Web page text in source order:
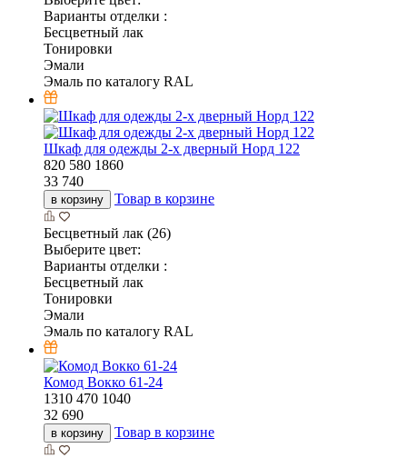
Варианты отделки :
Бесцветный лак
Тонировки
Эмали
Эмаль по каталогу RAL
Шкаф для одежды 2-х дверный Норд 122
820 580 1860
33 740
в корзину Товар в корзине
Бесцветный лак (26)
Выберите цвет:
Варианты отделки :
Бесцветный лак
Тонировки
Эмали
Эмаль по каталогу RAL
Комод Вокко 61-24
1310 470 1040
32 690
в корзину Товар в корзине